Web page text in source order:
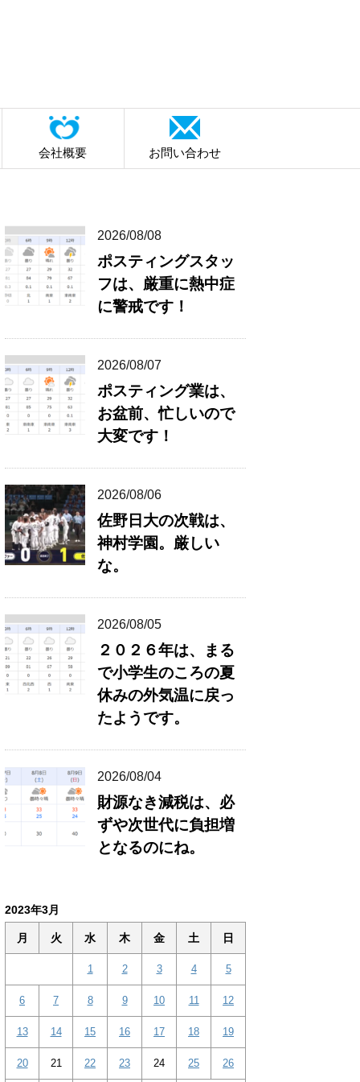
会社概要 お問い合わせ
2026/08/08
ポスティングスタッ
フは、厳重に熱中症
に警戒です！
2026/08/07
ポスティング業は、
お盆前、忙しいので
大変です！
2026/08/06
佐野日大の次戦は、
神村学園。厳しい
な。
2026/08/05
２０２６年は、まる
で小学生のころの夏
休みの外気温に戻っ
たようです。
2026/08/04
財源なき減税は、必
ずや次世代に負担増
となるのにね。
2023年3月
月 火 水 木 金 土 日
1 2 3 4 5
6 7 8 9 10 11 12
13 14 15 16 17 18 19
20 21 22 23 24 25 26